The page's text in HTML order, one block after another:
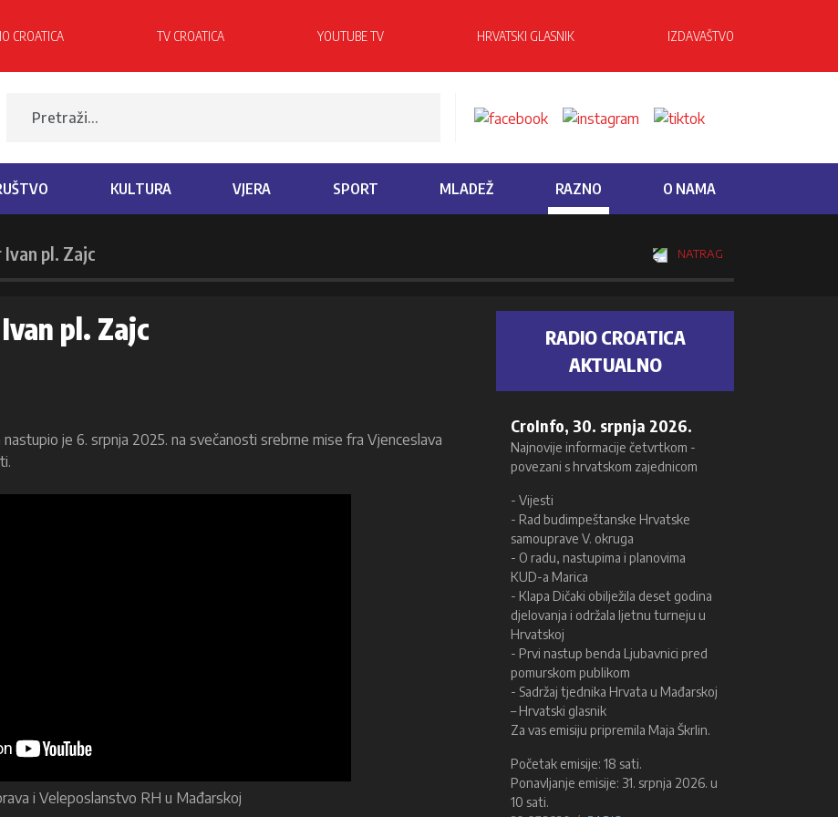
CROATICA TV CROATICA YOUTUBE TV HRVATSKI GLASNIK IZDAVAŠTVO
KULTURA VJERA SPORT MLADEŽ RAZNO O NAMA
pl. Zajc NATRAG
pl. Zajc
je 6. srpnja 2025. na svečanosti srebrne mise fra Vjenceslava
i Veleposlanstvo RH u Mađarskoj
RADIO CROATICA
AKTUALNO
CroInfo, 30. srpnja 2026.
Najnovije informacije četvrtkom -
povezani s hrvatskom zajednicom
- Vijesti
- Rad budimpeštanske Hrvatske
samouprave V. okruga
- O radu, nastupima i planovima
KUD-a Marica
- Klapa Dičaki obilježila deset godina
djelovanja i održala ljetnu turneju u
Hrvatskoj
- Prvi nastup benda Ljubavnici pred
pomurskom publikom
- Sadržaj tjednika Hrvata u Mađarskoj
– Hrvatski glasnik
Za vas emisiju pripremila Maja Škrlin.
Početak emisije: 18 sati.
Ponavljanje emisije: 31. srpnja 2026. u
10 sati.